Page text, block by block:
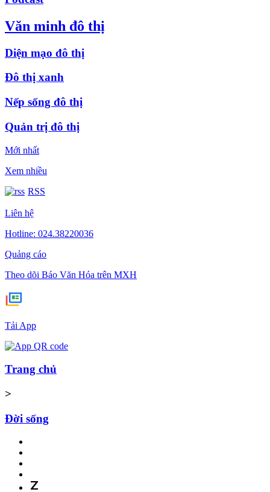
Văn minh đô thị
Diện mạo đô thị
Đô thị xanh
Nếp sống đô thị
Quản trị đô thị
Mới nhất
Xem nhiều
RSS
Liên hệ
Hotline: 024.38220036
Quảng cáo
Theo dõi Báo Văn Hóa trên MXH
Tải App
Trang chủ
>
Đời sống